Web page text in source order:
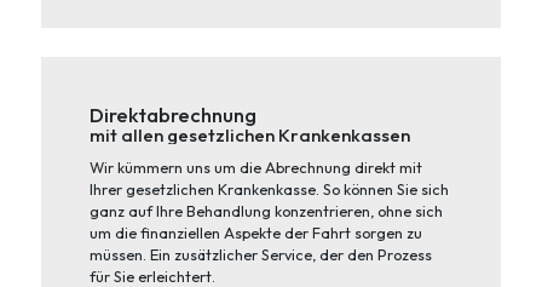
Direktabrechnung
mit allen gesetzlichen Krankenkassen
Wir kümmern uns um die Abrechnung direkt mit
Ihrer gesetzlichen Krankenkasse. So können Sie sich
ganz auf Ihre Behandlung konzentrieren, ohne sich
um die finanziellen Aspekte der Fahrt sorgen zu
müssen. Ein zusätzlicher Service, der den Prozess
für Sie erleichtert.